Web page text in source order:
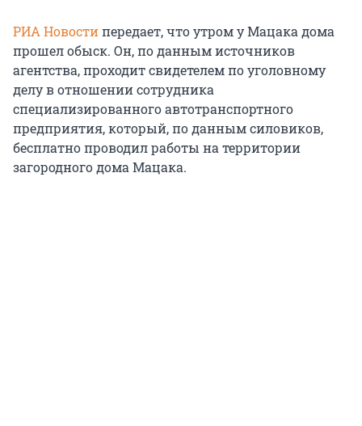
РИА Новостипередает, что утром у Мацака дома
прошел обыск. Он, по данным источников
агентства, проходит свидетелем по уголовному
делу в отношении сотрудника
специализированного автотранспортного
предприятия, который, по данным силовиков,
бесплатно проводил работы на территории
загородного дома Мацака.